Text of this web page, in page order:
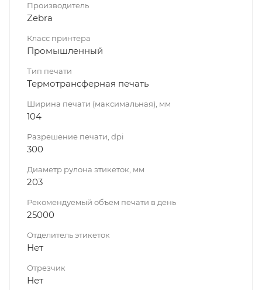
Производитель
Zebra
Класс принтера
Промышленный
Тип печати
Термотрансферная печать
Ширина печати (максимальная), мм
104
Разрешение печати, dpi
300
Диаметр рулона этикеток, мм
203
Рекомендуемый объем печати в день
25000
Отделитель этикеток
Нет
Отрезчик
Нет